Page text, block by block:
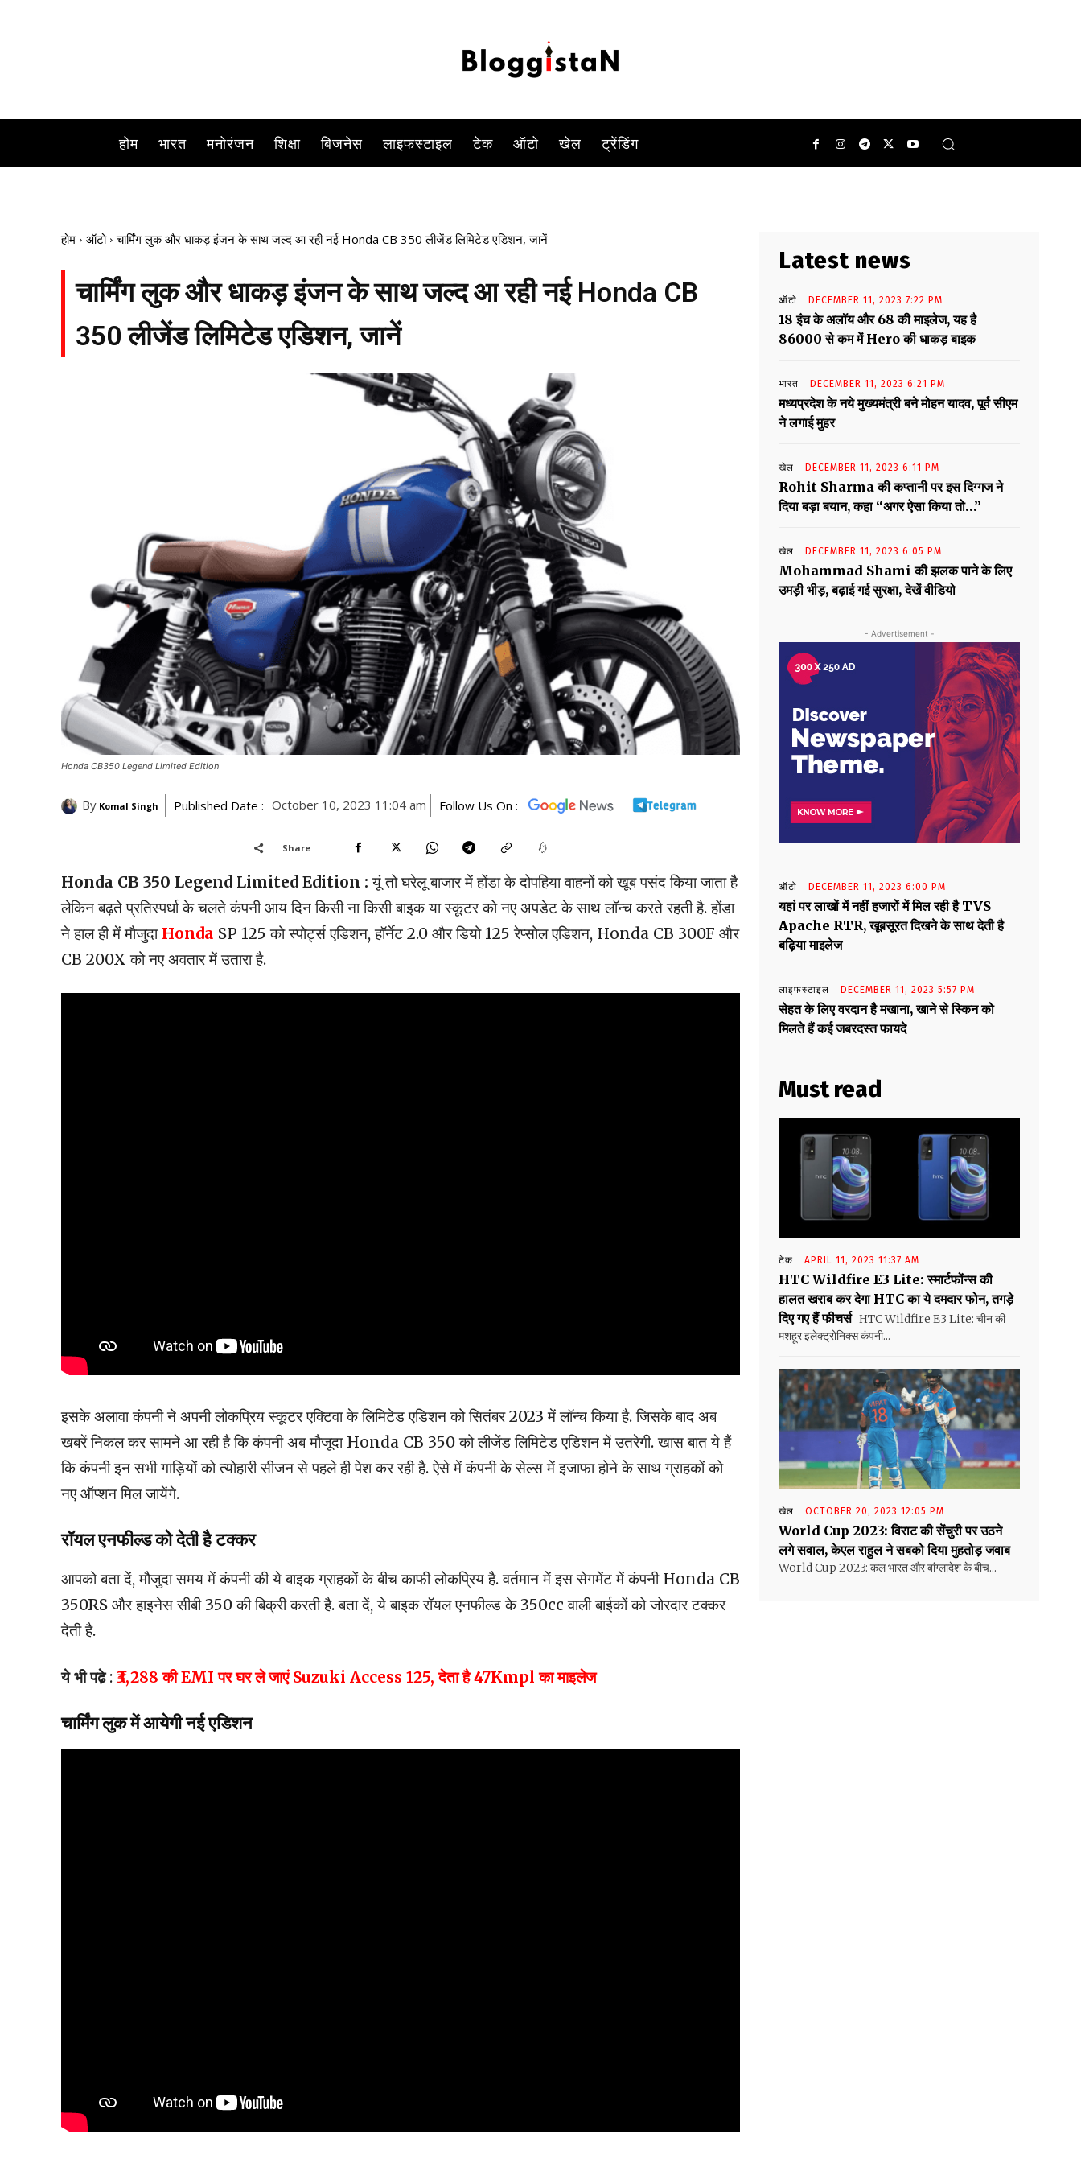
होम भारत मनोरंजन शिक्षा बिजनेस लाइफस्टाइल टेक ऑटो खेल ट्रेंडिंग
होम ऑटो चार्मिंग लुक और धाकड़ इंजन के साथ जल्द आ रही नई Honda CB 350 लीजेंड लिमिटेड एडिशन, जानें
चार्मिंग लुक और धाकड़ इंजन के साथ जल्द आ रही नई Honda CB
350 लीजेंड लिमिटेड एडिशन, जानें
Honda CB350 Legend Limited Edition
By Komal Singh Published Date : October 10, 2023 11:04 am Follow Us On :
Share
Honda CB 350 Legend Limited Edition : यूं तो घरेलू बाजार में होंडा के दोपहिया वाहनों को खूब पसंद किया जाता है
लेकिन बढ़ते प्रतिस्पर्धा के चलते कंपनी आय दिन किसी ना किसी बाइक या स्कूटर को नए अपडेट के साथ लॉन्च करते रहती है. होंडा
ने हाल ही में मौजुदाHonda SP 125 को स्पोर्ट्स एडिशन, हॉर्नेट 2.0 और डियो 125 रेप्सोल एडिशन, Honda CB 300F और
CB 200X को नए अवतार में उतारा है.
इसके अलावा कंपनी ने अपनी लोकप्रिय स्कूटर एक्टिवा के लिमिटेड एडिशन को सितंबर 2023 में लॉन्च किया है. जिसके बाद अब
खबरें निकल कर सामने आ रही है कि कंपनी अब मौजूदा Honda CB 350 को लीजेंड लिमिटेड एडिशन में उतरेगी. खास बात ये हैं
कि कंपनी इन सभी गाड़ियों को त्योहारी सीजन से पहले ही पेश कर रही है. ऐसे में कंपनी के सेल्स में इजाफा होने के साथ ग्राहकों को
नए ऑप्शन मिल जायेंगे.
रॉयल एनफील्ड को देती है टक्कर
आपको बता दें, मौजुदा समय में कंपनी की ये बाइक ग्राहकों के बीच काफी लोकप्रिय है. वर्तमान में इस सेगमेंट में कंपनी Honda CB
350RS और हाइनेस सीबी 350 की बिक्री करती है. बता दें, ये बाइक रॉयल एनफील्ड के 350cc वाली बाईकों को जोरदार टक्कर
देती है.
ये भी पढे़: ₹3,288 की EMI पर घर ले जाएं Suzuki Access 125, देता है 47Kmpl का माइलेज
चार्मिंग लुक में आयेगी नई एडिशन
Latest news
ऑटो DECEMBER 11, 2023 7:22 PM
18 इंच के अलॉय और 68 की माइलेज, यह है
86000 से कम में Hero की धाकड़ बाइक
भारत DECEMBER 11, 2023 6:21 PM
मध्यप्रदेश के नये मुख्यमंत्री बने मोहन यादव, पूर्व सीएम
ने लगाई मुहर
खेल DECEMBER 11, 2023 6:11 PM
Rohit Sharma की कप्तानी पर इस दिग्गज ने
दिया बड़ा बयान, कहा “अगर ऐसा किया तो…”
खेल DECEMBER 11, 2023 6:05 PM
Mohammad Shami की झलक पाने के लिए
उमड़ी भीड़, बढ़ाई गई सुरक्षा, देखें वीडियो
- Advertisement -
ऑटो DECEMBER 11, 2023 6:00 PM
यहां पर लाखों में नहीं हजारों में मिल रही है TVS
Apache RTR, खूबसूरत दिखने के साथ देती है
बढ़िया माइलेज
लाइफस्टाइल DECEMBER 11, 2023 5:57 PM
सेहत के लिए वरदान है मखाना, खाने से स्किन को
मिलते हैं कई जबरदस्त फायदे
Must read
टेक APRIL 11, 2023 11:37 AM
HTC Wildfire E3 Lite: स्मार्टफोंन्स की
हालत खराब कर देगा HTC का ये दमदार फोन, तगड़े
दिए गए हैं फीचर्स HTC Wildfire E3 Lite: चीन की
मशहूर इलेक्ट्रोनिक्स कंपनी...
खेल OCTOBER 20, 2023 12:05 PM
World Cup 2023: विराट की सेंचुरी पर उठने
लगे सवाल, केएल राहुल ने सबको दिया मुहतोड़ जवाब
World Cup 2023: कल भारत और बांग्लादेश के बीच...